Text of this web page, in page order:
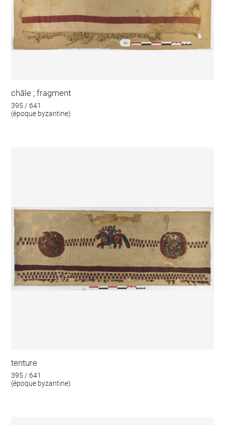
châle ; fragment
395 / 641
(époque byzantine)
tenture
395 / 641
(époque byzantine)